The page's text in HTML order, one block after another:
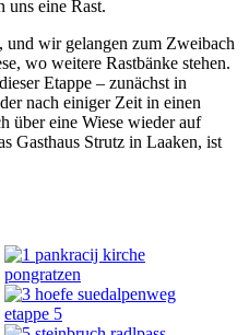
uns eine Rast.
und wir gelangen zum Zweibach
wo weitere Rastbänke stehen.
Etappe – zunächst in
nach einiger Zeit in einen
über eine Wiese wieder auf
Gasthaus Strutz in Laaken, ist